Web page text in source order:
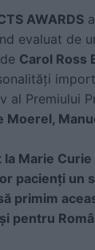
AWARDS
evaluat de
Carol Ross
al Premiului
Moerel,
Marie
pacienți un
primim
pentru